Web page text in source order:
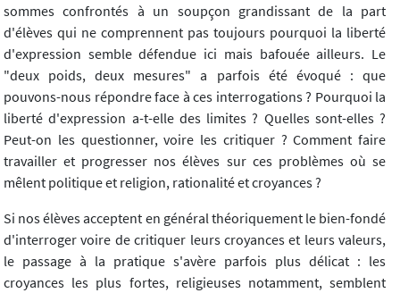
sommes confrontés à un soupçon grandissant de la part
d'élèves qui ne comprennent pas toujours pourquoi la liberté
d'expression semble défendue ici mais bafouée ailleurs. Le
"deux poids, deux mesures" a parfois été évoqué : que
pouvons-nous répondre face à ces interrogations ? Pourquoi la
liberté d'expression a-t-elle des limites ? Quelles sont-elles ?
Peut-on les questionner, voire les critiquer ? Comment faire
travailler et progresser nos élèves sur ces problèmes où se
mêlent politique et religion, rationalité et croyances ?
Si nos élèves acceptent en général théoriquement le bien-fondé
d'interroger voire de critiquer leurs croyances et leurs valeurs,
le passage à la pratique s'avère parfois plus délicat : les
croyances les plus fortes, religieuses notamment, semblent